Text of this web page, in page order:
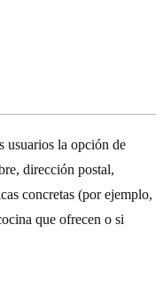
usuarios la opción de
dirección postal,
concretas (por ejemplo,
que ofrecen o si